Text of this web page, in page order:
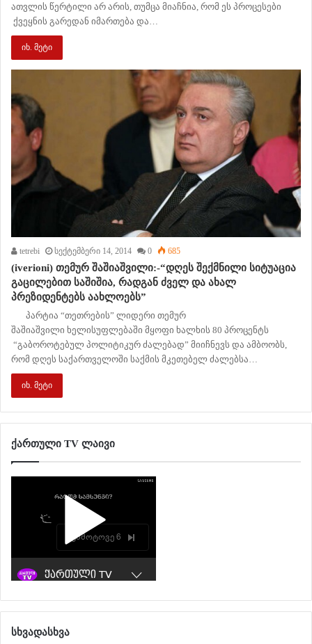
ათვლის წერტილი არ არის, თუმცა მიაჩნია, რომ ეს პროცესები
ქვეყნის გარედან იმართება და…
იხ. მეტი
tetrebi სექტემბერი 14, 2014 0 685
(iverioni) თემურ შაშიაშვილი:-“დღეს შექმნილი სიტუაცია
გაცილებით საშიშია, რადგან ძველ და ახალ
პრეზიდენტებს აახლოებს”
პარტია “თეთრების” ლიდერი თემურ
შაშიაშვილი ხელისუფლებაში მყოფი ხალხის 80 პროცენტს
“გაბოროტებულ პოლიტიკურ ძალებად” მიიჩნევს და ამბოობს,
რომ დღეს საქართველოში საქმის მკეთებელ ძალებსა…
იხ. მეტი
ქართული TV ლაივი
სხვადასხვა